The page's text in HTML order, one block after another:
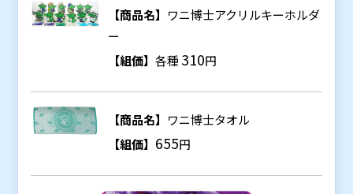
【商品名】 ワニ博士アクリルキーホルダ
ー
【組価】 各種 310円
【商品名】 ワニ博士タオル
【組価】 655円